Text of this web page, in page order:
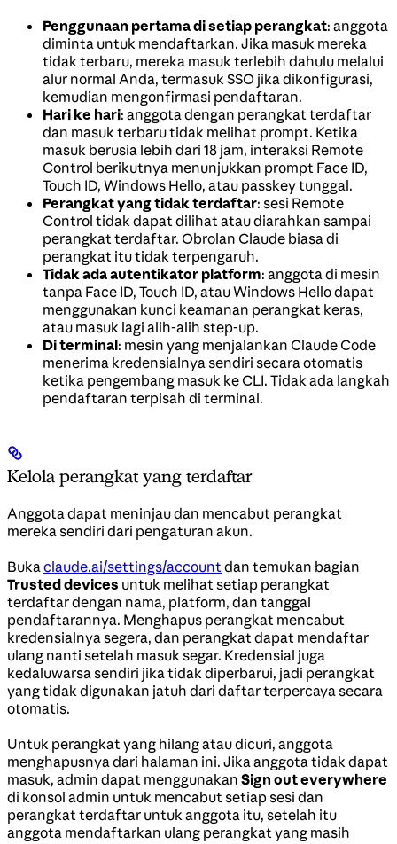
Penggunaan pertama di setiap perangkat: anggota
diminta untuk mendaftarkan. Jika masuk mereka
tidak terbaru, mereka masuk terlebih dahulu melalui
alur normal Anda, termasuk SSO jika dikonfigurasi,
kemudian mengonfirmasi pendaftaran.
Hari ke hari: anggota dengan perangkat terdaftar
dan masuk terbaru tidak melihat prompt. Ketika
masuk berusia lebih dari 18 jam, interaksi Remote
Control berikutnya menunjukkan prompt Face ID,
Touch ID, Windows Hello, atau passkey tunggal.
Perangkat yang tidak terdaftar: sesi Remote
Control tidak dapat dilihat atau diarahkan sampai
perangkat terdaftar. Obrolan Claude biasa di
perangkat itu tidak terpengaruh.
Tidak ada autentikator platform: anggota di mesin
tanpa Face ID, Touch ID, atau Windows Hello dapat
menggunakan kunci keamanan perangkat keras,
atau masuk lagi alih-alih step-up.
Di terminal: mesin yang menjalankan Claude Code
menerima kredensialnya sendiri secara otomatis
ketika pengembang masuk ke CLI. Tidak ada langkah
pendaftaran terpisah di terminal.
Kelola perangkat yang terdaftar
Anggota dapat meninjau dan mencabut perangkat
mereka sendiri dari pengaturan akun.
Bukaclaude.ai/settings/accountdan temukan bagian
Trusted devices untuk melihat setiap perangkat
terdaftar dengan nama, platform, dan tanggal
pendaftarannya. Menghapus perangkat mencabut
kredensialnya segera, dan perangkat dapat mendaftar
ulang nanti setelah masuk segar. Kredensial juga
kedaluwarsa sendiri jika tidak diperbarui, jadi perangkat
yang tidak digunakan jatuh dari daftar terpercaya secara
otomatis.
Untuk perangkat yang hilang atau dicuri, anggota
menghapusnya dari halaman ini. Jika anggota tidak dapat
masuk, admin dapat menggunakan Sign out everywhere
di konsol admin untuk mencabut setiap sesi dan
perangkat terdaftar untuk anggota itu, setelah itu
anggota mendaftarkan ulang perangkat yang masih